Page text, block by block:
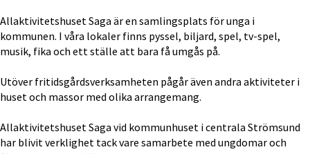
Allaktivitetshuset Saga är en samlingsplats för unga i
kommunen. I våra lokaler finns pyssel, biljard, spel, tv-spel,
musik, fika och ett ställe att bara få umgås på.
Utöver fritidsgårdsverksamheten pågår även andra aktiviteter i
huset och massor med olika arrangemang.
Allaktivitetshuset Saga vid kommunhuset i centrala Strömsund
har blivit verklighet tack vare samarbete med ungdomar och